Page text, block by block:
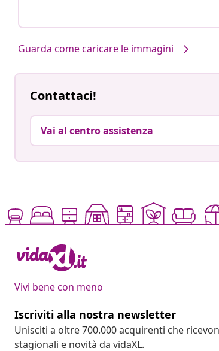
Guarda come caricare le immagini
Contattaci!
Vai al centro assistenza
Vivi bene con meno
Iscriviti alla nostra newsletter
Unisciti a oltre 700.000 acquirenti che
stagionali e novità da vidaXL.